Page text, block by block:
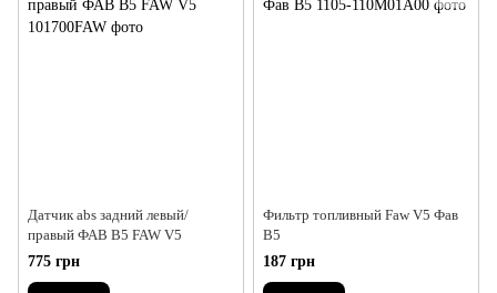
Датчик abs задний левый/
правый ФАВ В5 FAW V5
775 грн
Фильтр топливный Faw V5 Фав
В5
187 грн